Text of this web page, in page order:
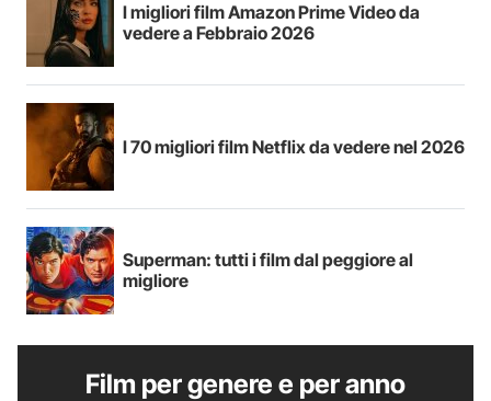
I migliori film Amazon Prime Video da
vedere a Febbraio 2026
I 70 migliori film Netflix da vedere nel 2026
Superman: tutti i film dal peggiore al
migliore
Film per genere e per anno